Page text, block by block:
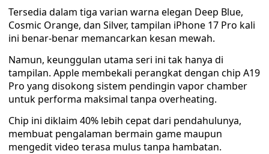
Tersedia dalam tiga varian warna elegan Deep Blue,
Cosmic Orange, dan Silver, tampilan iPhone 17 Pro kali
ini benar-benar memancarkan kesan mewah.
Namun, keunggulan utama seri ini tak hanya di
tampilan. Apple membekali perangkat dengan chip A19
Pro yang disokong sistem pendingin vapor chamber
untuk performa maksimal tanpa overheating.
Chip ini diklaim 40% lebih cepat dari pendahulunya,
membuat pengalaman bermain game maupun
mengedit video terasa mulus tanpa hambatan.